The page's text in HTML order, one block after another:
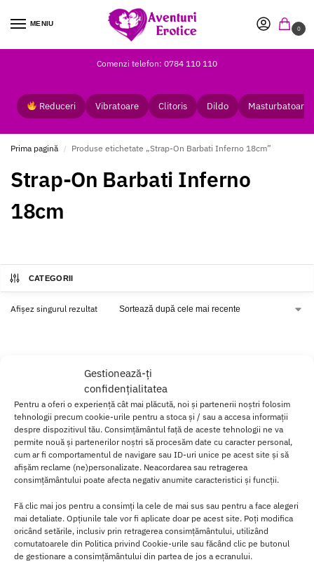
Gestionează-ți
confidențialitatea
Pentru a oferi o experiență cât mai plăcută, noi și partenerii noștri folosim
tehnologii precum cookie-urile pentru a stoca și / sau a accesa informații
despre dispozitivul tău. Consimțământul față de aceste tehnologii ne va
permite nouă și partenerilor noștri să procesăm date cu caracter personal,
cum ar fi comportamentul de navigare sau ID-uri unice pe acest site și să
afișăm reclame (ne)personalizate. Neacordarea sau retragerea
consimțământului poate afecta negativ anumite caracteristici și funcții.
Fă clic mai jos pentru a consimți la cele de mai sus sau pentru a face alegeri
mai detaliate. Opțiunile tale vor fi aplicate doar pe acest site. Poți modifica
oricând setările, inclusiv prin retragerea consimțământului, utilizând
comutatoarele din Politica privind Cookie-urile sau făcând clic pe butonul
de gestionare a consimțământului din partea de jos a ecranului.
MENIU
0
Comenzi telefon: 0784 110 110
Reduceri Vibratoare Clitoris Dildo Masturbatoare
Prima pagină / Produse etichetate „Strap-On Barbati Inferno 18cm”
Strap-On Barbati Inferno
18cm
CATEGORII
Afișez singurul rezultat
Strap-On Barbati Inferno 18cm
220.00
Adaugă în coș